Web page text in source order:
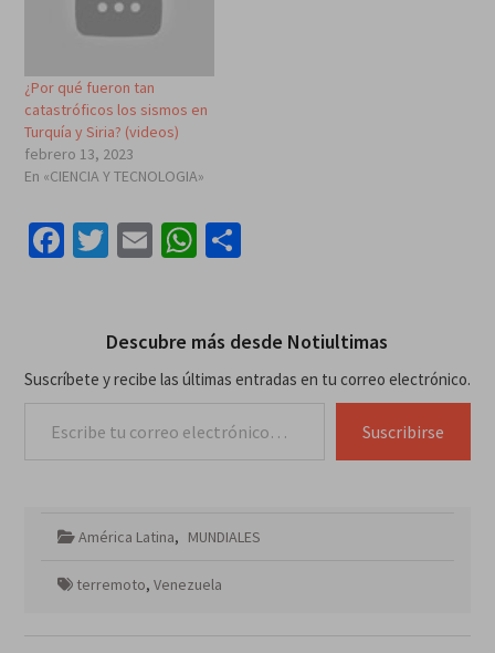
¿Por qué fueron tan
catastróficos los sismos en
Turquía y Siria? (videos)
febrero 13, 2023
En «CIENCIA Y TECNOLOGIA»
Facebook
Twitter
EmailWhatsApp
Compartir
Descubre más desde Notiultimas
Suscríbete y recibe las últimas entradas en tu correo electrónico.
Suscribirse
América Latina, MUNDIALES
terremoto, Venezuela